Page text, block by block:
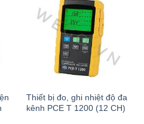
Thiết bị đo, ghi nhiệt độ đa
kênh PCE T 1200 (12 CH)